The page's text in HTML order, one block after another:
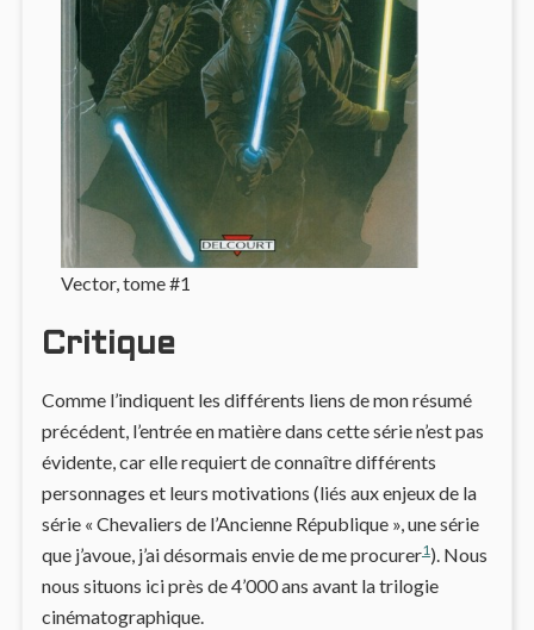
Vector, tome #1
Critique
Comme l’indiquent les différents liens de mon résumé
précédent, l’entrée en matière dans cette série n’est pas
évidente, car elle requiert de connaître différents
personnages et leurs motivations (liés aux enjeux de la
série « Chevaliers de l’Ancienne République », une série
que j’avoue, j’ai désormais envie de me procurer1). Nous
nous situons ici près de 4’000 ans avant la trilogie
cinématographique.